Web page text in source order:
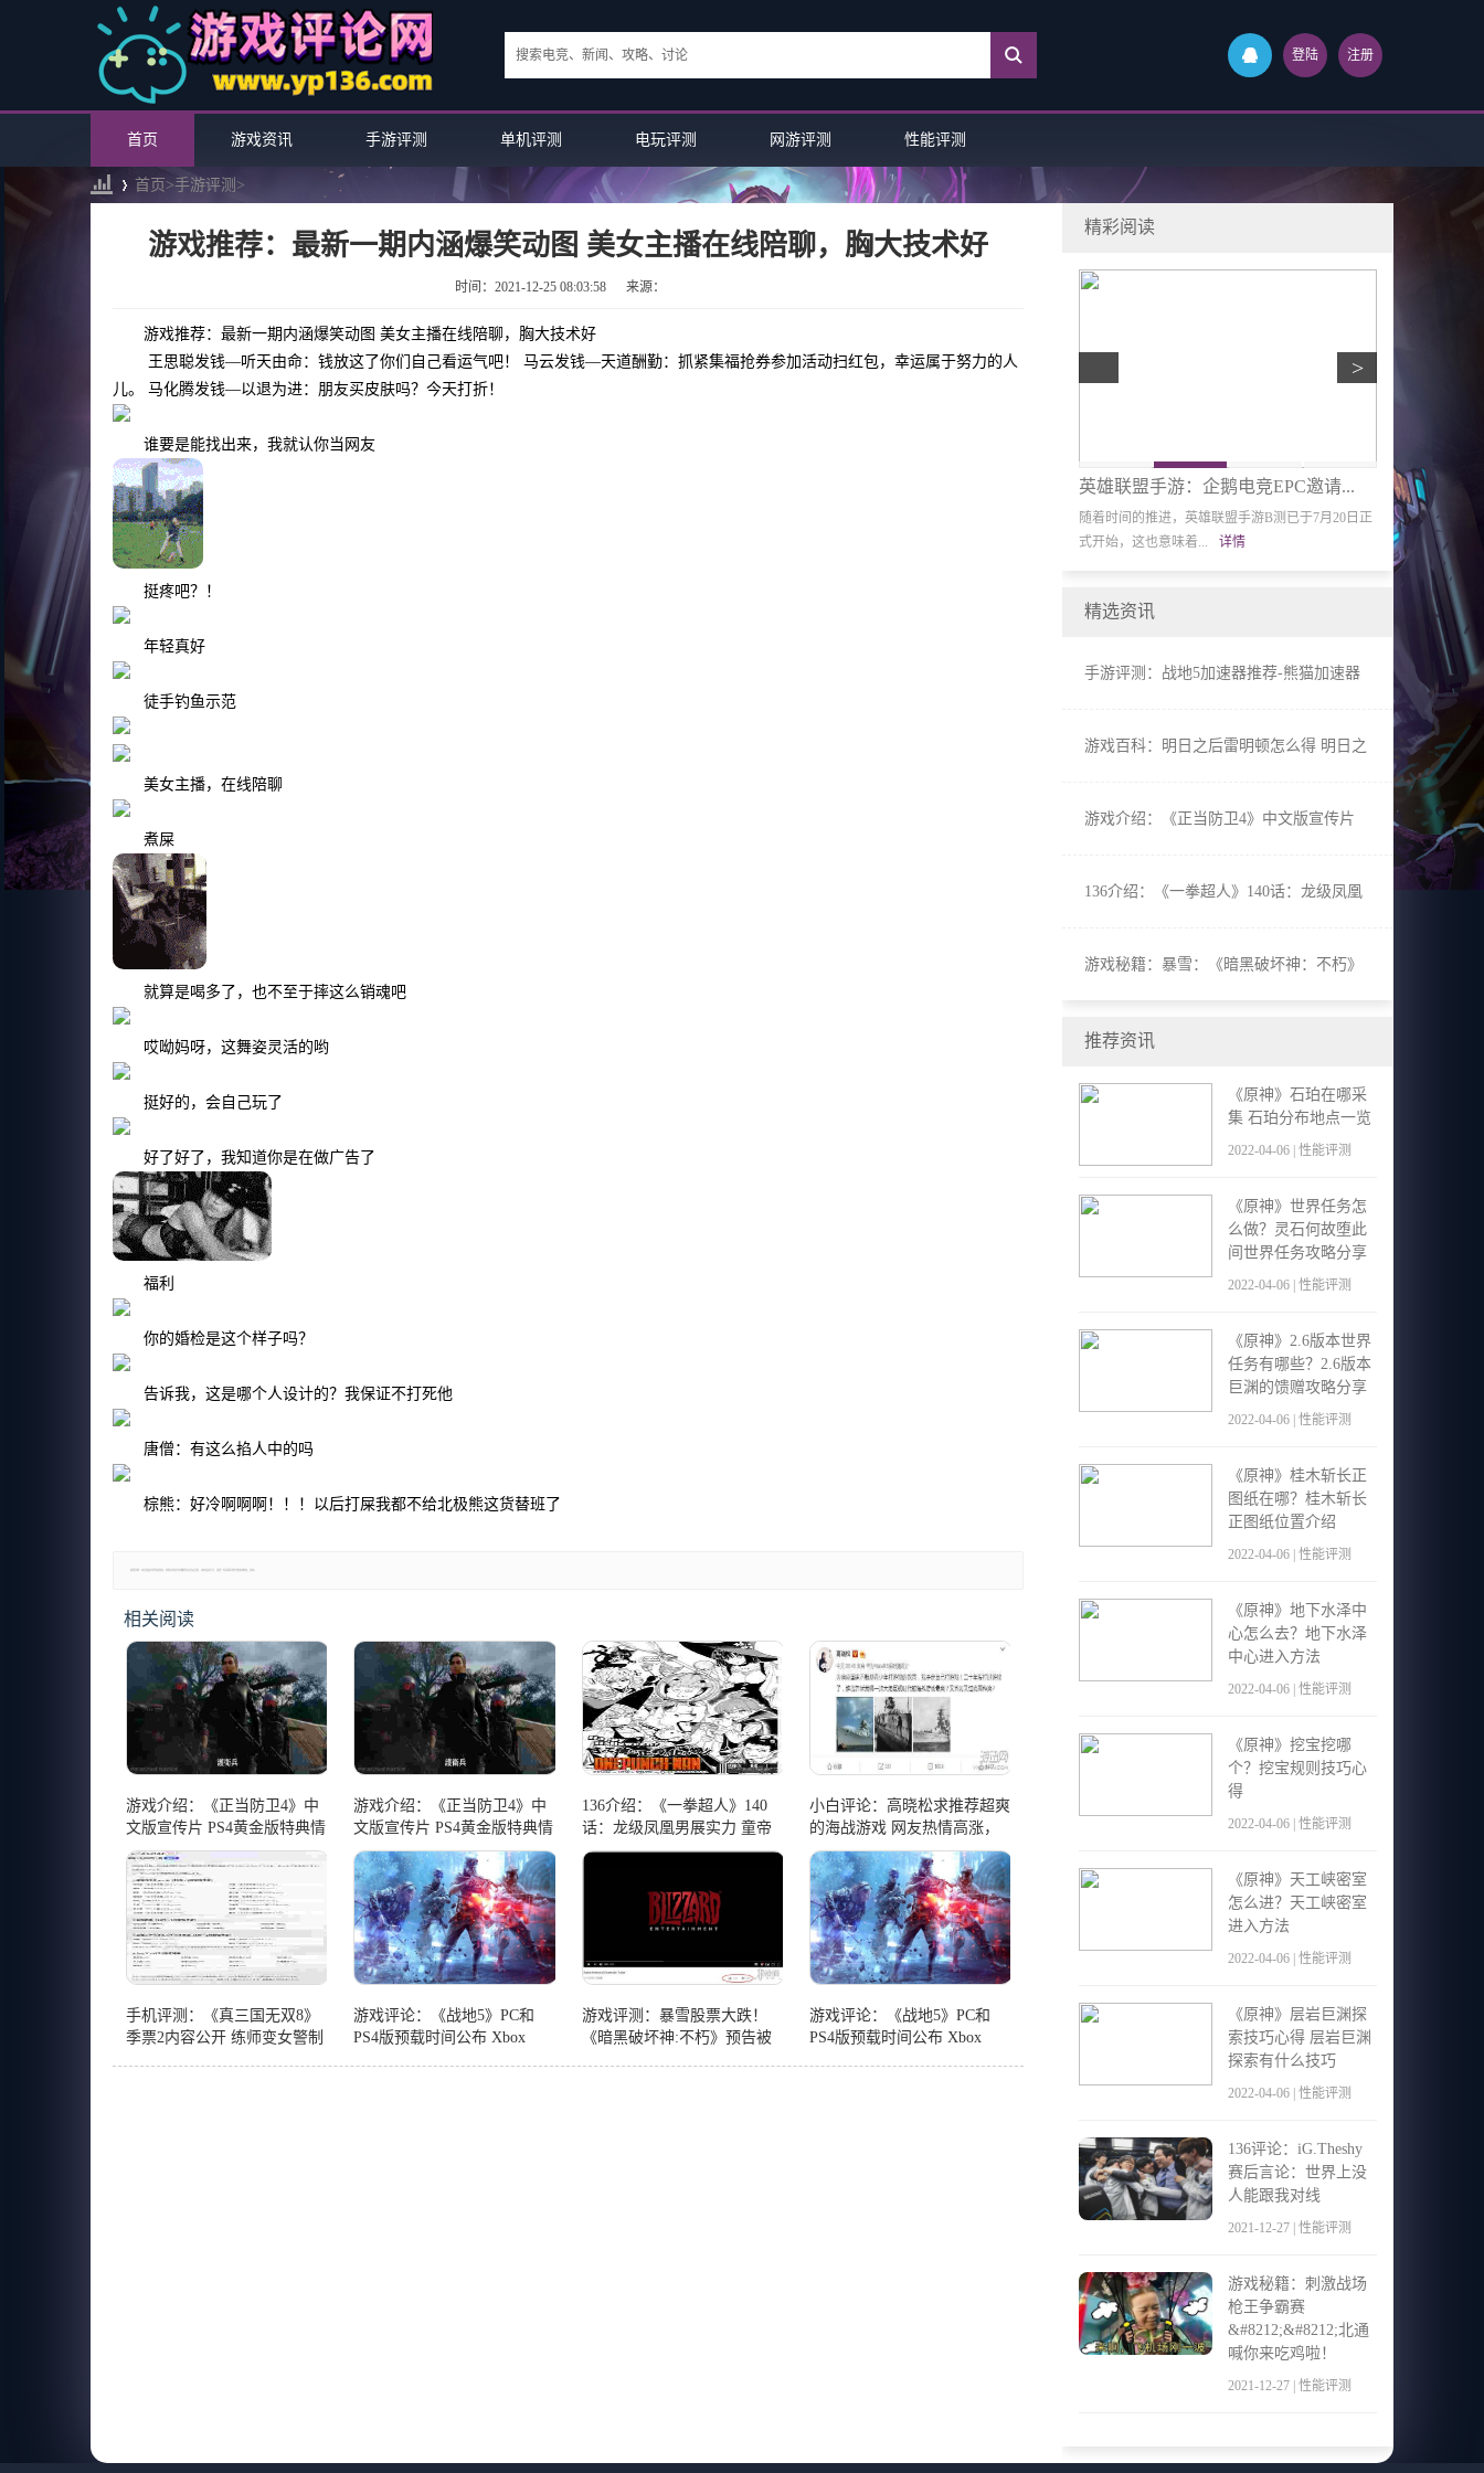
登陆 注册
首页 游戏资讯 手游评测 单机评测 电玩评测 网游评测 性能评测
首页>手游评测 >
游戏推荐：最新一期内涵爆笑动图 美女主播在线陪聊，胸大技术好
时间：2021-12-25 08:03:58 来源：
游戏推荐：最新一期内涵爆笑动图 美女主播在线陪聊，胸大技术好
​ 王思聪发钱—听天由命：钱放这了你们自己看运气吧！ 马云发钱—天道酬勤：抓紧集福抢券参加活动扫红包，幸运属于努力的人
儿。 马化腾发钱—以退为进：朋友买皮肤吗？今天打折！
谁要是能找出来，我就认你当网友
挺疼吧？！
年轻真好
徒手钓鱼示范
美女主播，在线陪聊
煮屎
就算是喝多了，也不至于摔这么销魂吧
哎呦妈呀，这舞姿灵活的哟
挺好的，会自己玩了
好了好了，我知道你是在做广告了
福利
你的婚检是这个样子吗？
告诉我，这是哪个人设计的？我保证不打死他
唐僧：有这么掐人中的吗
棕熊：好冷啊啊啊！！！以后打屎我都不给北极熊这货替班了
相关阅读
游戏介绍：《正当防卫4》中
文版宣传片 PS4黄金版特典情
报公开
游戏介绍：《正当防卫4》中
文版宣传片 PS4黄金版特典情
报公开
136介绍：《一拳超人》140
话：龙级凤凰男展实力 童帝
大危机
小白评论：高晓松求推荐超爽
的海战游戏 网友热情高涨，
疯狂安利
手机评测：《真三国无双8》
季票2内容公开 练师变女警制
游戏评论：《战地5》PC和
PS4版预载时间公布 Xbox
游戏评测：暴雪股票大跌！
《暗黑破坏神:不朽》预告被
游戏评论：《战地5》PC和
PS4版预载时间公布 Xbox
精彩阅读
英雄联盟手游：企鹅电竞EPC邀请...
随着时间的推进，英雄联盟手游B测已于7月20日正
式开始，这也意味着...
详情
《少女与战
BANDAI
冬季发售的
>
精选资讯
手游评测：战地5加速器推荐-熊猫加速器
游戏百科：明日之后雷明顿怎么得 明日之
游戏介绍：《正当防卫4》中文版宣传片
136介绍：《一拳超人》140话：龙级凤凰
游戏秘籍：暴雪：《暗黑破坏神：不朽》
推荐资讯
《原神》石珀在哪采
集 石珀分布地点一览
2022-04-06 | 性能评测
《原神》世界任务怎
么做？灵石何故堕此
间世界任务攻略分享
2022-04-06 | 性能评测
《原神》2.6版本世界
任务有哪些？2.6版本
巨渊的馈赠攻略分享
2022-04-06 | 性能评测
《原神》桂木斩长正
图纸在哪？桂木斩长
正图纸位置介绍
2022-04-06 | 性能评测
《原神》地下水泽中
心怎么去？地下水泽
中心进入方法
2022-04-06 | 性能评测
《原神》挖宝挖哪
个？挖宝规则技巧心
得
2022-04-06 | 性能评测
《原神》天工峡密室
怎么进？天工峡密室
进入方法
2022-04-06 | 性能评测
《原神》层岩巨渊探
索技巧心得 层岩巨渊
探索有什么技巧
2022-04-06 | 性能评测
136评论：iG.Theshy
赛后言论：世界上没
人能跟我对线
2021-12-27 | 性能评测
游戏秘籍：刺激战场
枪王争霸赛
&#8212;&#8212;北通
喊你来吃鸡啦！
2021-12-27 | 性能评测